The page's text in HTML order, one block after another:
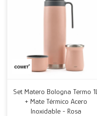
Set Matero Bologna Termo 1L
+ Mate Térmico Acero
Inoxidable - Rosa